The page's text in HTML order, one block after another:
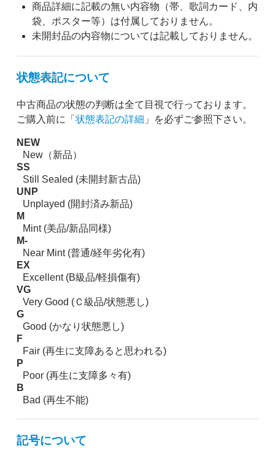
商品詳細に記載の無い内容物（帯、歌詞カード、内
袋、ポスター等）は付属しておりません。
未開封品の内容物については記載しておりません。
状態表記について
中古商品の状態の判断は全て目視で行っております。
ご購入前に「 状態表記の詳細 」を必ずご参照下さい。
NEW
New（新品）
SS
Still Sealed (未開封新古品)
UNP
Unplayed (開封済み新品)
M
Mint (美品/新品同様)
M-
Near Mint (普通/経年劣化有)
EX
Excellent (B級品/軽損傷有)
VG
Very Good (Ｃ級品/状態悪し)
G
Good (かなり状態悪し)
F
Fair (再生に支障あると思われる)
P
Poor (再生に支障多々有)
B
Bad (再生不能)
記号について